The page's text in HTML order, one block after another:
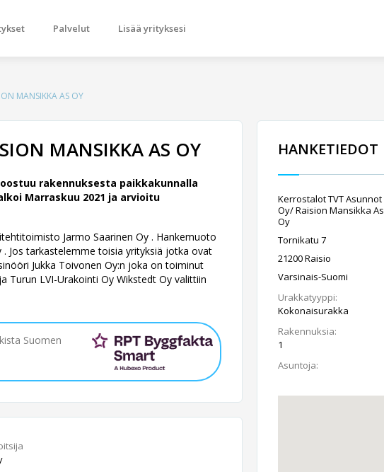
Palvelut Lisää yrityksesi
MANSIKKA AS OY
MANSIKKA AS OY
rakennuksesta paikkakunnalla
Marraskuu 2021 ja arvioitu
Jarmo Saarinen Oy . Hankemuoto
Jos tarkastelemme toisia yrityksiä jotka ovat
Jukka Toivonen Oy:n joka on toiminut
Turun LVI-Urakointi Oy Wikstedt Oy valittiin
Suomen
HANKETIEDOT
Kerrostalot TVT Asunnot
Oy/ Raision Mansikka As
Oy
Tornikatu 7
21200 Raisio
Varsinais-Suomi
Urakkatyyppi:
Kokonaisurakka
Rakennuksia:
1
Asuntoja: